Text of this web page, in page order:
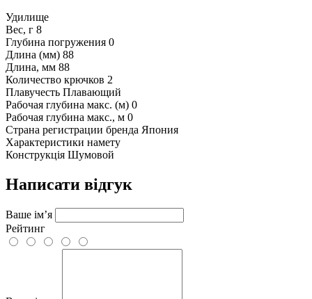
Удилище
Вес, г 8
Глубина погружения 0
Длина (мм) 88
Длина, мм 88
Количество крючков 2
Плавучесть Плавающий
Рабочая глубина макс. (м) 0
Рабочая глубина макс., м 0
Страна регистрации бренда Япония
Характеристики намету
Конструкція Шумовой
Написати відгук
Ваше ім’я
Рейтинг